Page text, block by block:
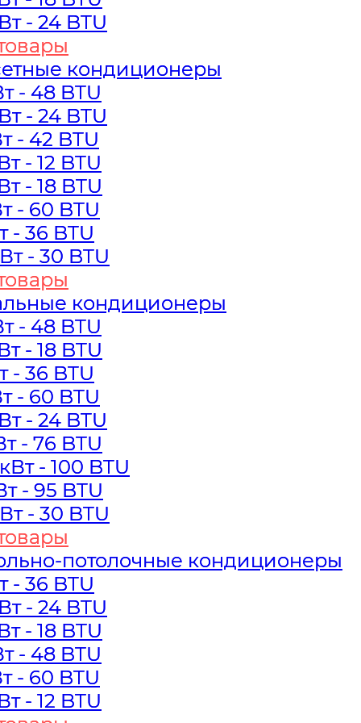
- 24 BTU
кондиционеры
- 48 BTU
- 24 BTU
- 42 BTU
- 12 BTU
- 18 BTU
- 60 BTU
- 36 BTU
- 30 BTU
кондиционеры
- 48 BTU
- 18 BTU
- 36 BTU
- 60 BTU
- 24 BTU
- 76 BTU
- 100 BTU
- 95 BTU
- 30 BTU
потолочные кондиционеры
- 36 BTU
- 24 BTU
- 18 BTU
- 48 BTU
- 60 BTU
- 12 BTU
- 24 BTU
кондиционеры
- 48 BTU
- 24 BTU
- 42 BTU
- 12 BTU
- 18 BTU
- 60 BTU
- 36 BTU
- 30 BTU
кондиционеры
- 48 BTU
- 18 BTU
- 36 BTU
- 60 BTU
- 24 BTU
- 76 BTU
- 100 BTU
- 95 BTU
- 30 BTU
потолочные кондиционеры
- 36 BTU
- 24 BTU
- 18 BTU
- 48 BTU
- 60 BTU
- 12 BTU